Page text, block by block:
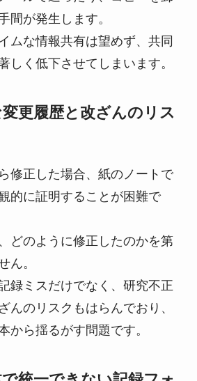
間が発生します。
ムな情報共有は望めず、共同
しく低下させてしまいます。
更履歴と改ざんのリス
修正した場合、紙のノートで
的に証明することが困難で
どのように修正したのかを第
ん。
録ミスだけでなく、研究不正
んのリスクもはらんでおり、
から揺るがす問題です。